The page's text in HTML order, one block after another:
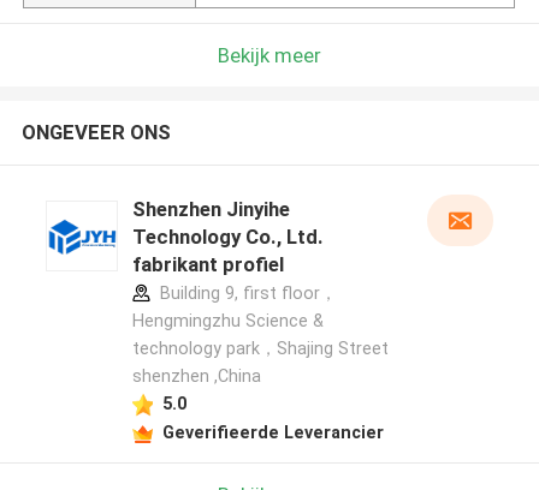
Bekijk meer
ONGEVEER ONS
Shenzhen Jinyihe
Technology Co., Ltd.
fabrikant profiel
Building 9, first floor，
Hengmingzhu Science &
technology park，Shajing Street
shenzhen ,China
5.0
Geverifieerde Leverancier